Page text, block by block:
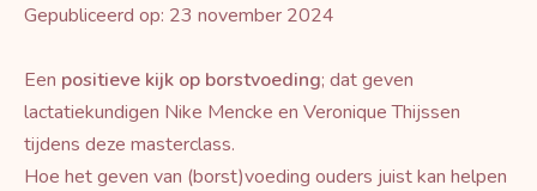
Gepubliceerd op: 23 november 2024
Een positieve kijk op borstvoeding; dat geven
lactatiekundigen Nike Mencke en Veronique Thijssen
tijdens deze masterclass.
Hoe het geven van (borst)voeding ouders juist kan helpen